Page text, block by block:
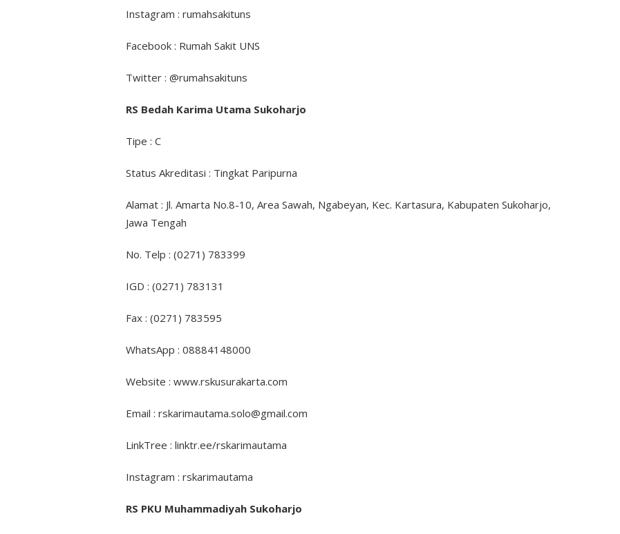
Instagram : rumahsakituns
Facebook : Rumah Sakit UNS
Twitter : @rumahsakituns
RS Bedah Karima Utama Sukoharjo
Tipe : C
Status Akreditasi : Tingkat Paripurna
Alamat : Jl. Amarta No.8-10, Area Sawah, Ngabeyan, Kec. Kartasura, Kabupaten Sukoharjo,
Jawa Tengah
No. Telp : (0271) 783399
IGD : (0271) 783131
Fax : (0271) 783595
WhatsApp : 08884148000
Website : www.rskusurakarta.com
Email : rskarimautama.solo@gmail.com
LinkTree : linktr.ee/rskarimautama
Instagram : rskarimautama
RS PKU Muhammadiyah Sukoharjo